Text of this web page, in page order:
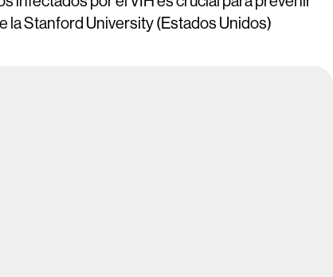
la Stanford University (Estados Unidos)